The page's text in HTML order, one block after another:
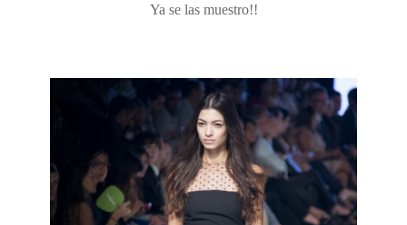
Ya se las muestro!!